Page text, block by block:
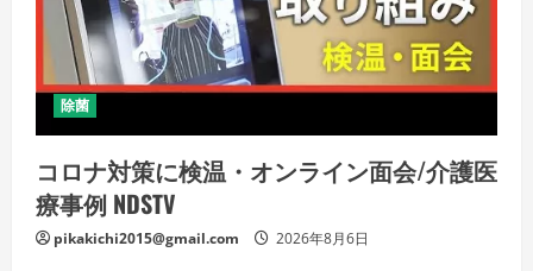
除菌
コロナ対策に検温・オンライン面会/介護医
療事例 NDSTV
pikakichi2015@gmail.com 2026年8月6日